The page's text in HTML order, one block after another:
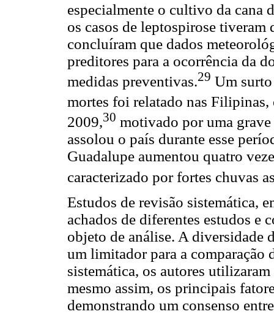
especialmente o cultivo da cana
os casos de leptospirose
concluíram que dados
preditores para a ocorrência da
medidas preventivas.29 Um surto
mortes foi relatado nas Filipinas,
2009,30 motivado por uma grave
assolou o país durante esse
Guadalupe aumentou quatro
caracterizado por fortes chuvas
Estudos de revisão sistemática,
achados de diferentes estudos e
objeto de análise. A diversidade
um limitador para a comparação
sistemática, os autores
mesmo assim, os principais
demonstrando um consenso